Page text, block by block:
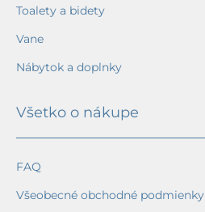
Toalety a bidety
Vane
Nábytok a doplnky
Všetko o nákupe
FAQ
Všeobecné obchodné podmienky